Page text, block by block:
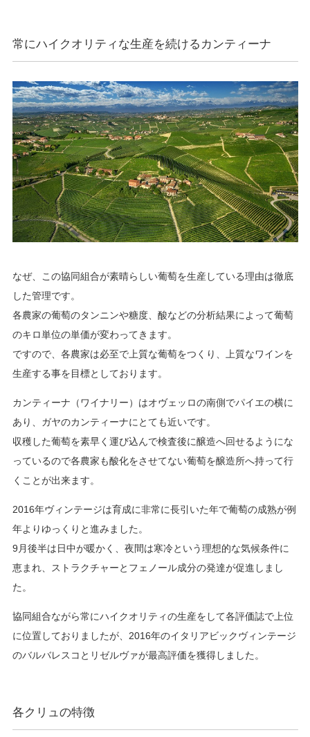
常にハイクオリティな生産を続けるカンティーナ
なぜ、この協同組合が素晴らしい葡萄を生産している理由は徹底
した管理です。
各農家の葡萄のタンニンや糖度、酸などの分析結果によって葡萄
のキロ単位の単価が変わってきます。
ですので、各農家は必至で上質な葡萄をつくり、上質なワインを
生産する事を目標としております。
カンティーナ（ワイナリー）はオヴェッロの南側でパイエの横に
あり、ガヤのカンティーナにとても近いです。
収穫した葡萄を素早く運び込んで検査後に醸造へ回せるようにな
っているので各農家も酸化をさせてない葡萄を醸造所へ持って行
くことが出来ます。
2016年ヴィンテージは育成に非常に長引いた年で葡萄の成熟が例
年よりゆっくりと進みました。
9月後半は日中が暖かく、夜間は寒冷という理想的な気候条件に
恵まれ、ストラクチャーとフェノール成分の発達が促進しまし
た。
協同組合ながら常にハイクオリティの生産をして各評価誌で上位
に位置しておりましたが、2016年のイタリアビックヴィンテージ
のバルバレスコとリゼルヴァが最高評価を獲得しました。
各クリュの特徴